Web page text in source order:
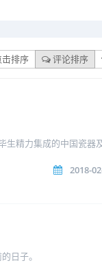
击排序 评论排序
精力集成的中国瓷器
2018-
日子。